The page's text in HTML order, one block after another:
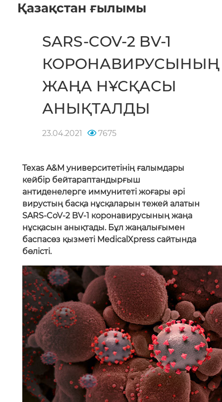
Қазақстан ғылымы
SARS-COV-2 BV-1
КОРОНАВИРУСЫНЫҢ
ЖАҢА НҰСҚАСЫ
АНЫҚТАЛДЫ
23.04.2021 7675
Texas A&M университетінің ғалымдары
кейбір бейтараптандырғыш
антиденелерге иммунитеті жоғары әрі
вирустың басқа нұсқаларын тежей алатын
SARS-CoV-2 BV-1 коронавирусының жаңа
нұсқасын анықтады. Бұл жаңалығымен
баспасөз қызметі MedicalXpress сайтында
бөлісті.